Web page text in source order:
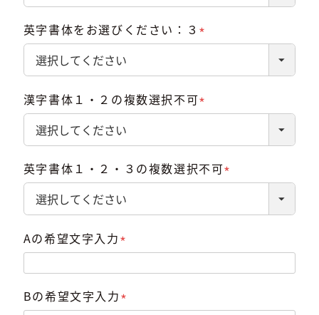
英字書体をお選びください：３
漢字書体１・２の複数選択不可
英字書体１・２・３の複数選択不可
Aの希望文字入力
須)
Bの希望文字入力